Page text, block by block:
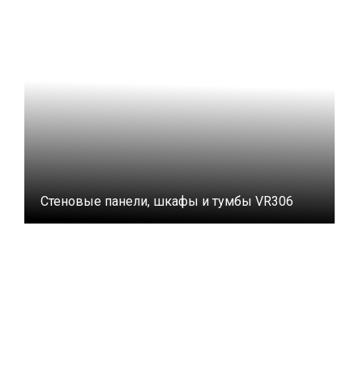
Стеновые панели, шкафы и тумбы VR306